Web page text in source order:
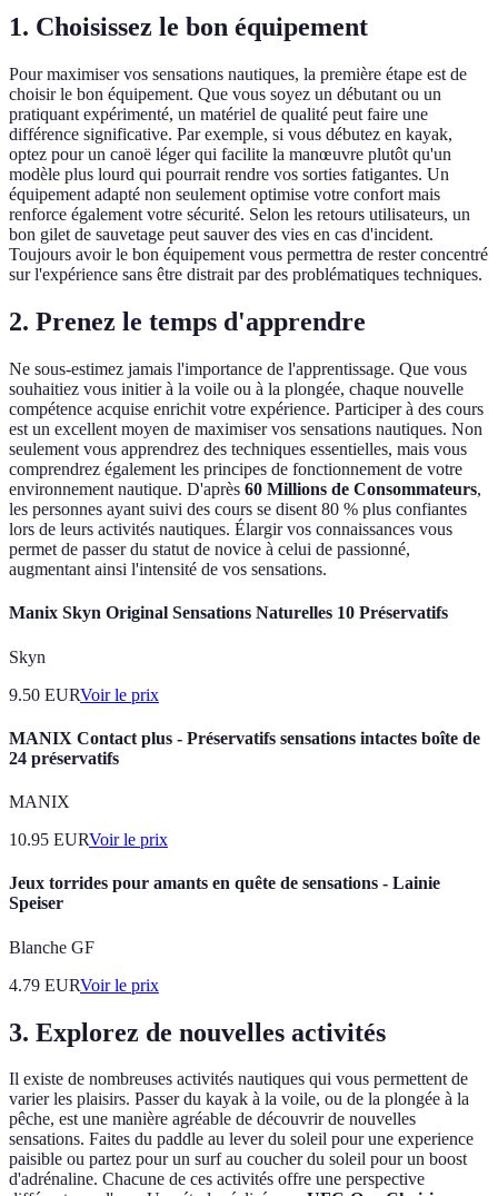
1. Choisissez le bon équipement
Pour maximiser vos sensations nautiques, la première étape est de
choisir le bon équipement. Que vous soyez un débutant ou un
pratiquant expérimenté, un matériel de qualité peut faire une
différence significative. Par exemple, si vous débutez en kayak,
optez pour un canoë léger qui facilite la manœuvre plutôt qu'un
modèle plus lourd qui pourrait rendre vos sorties fatigantes. Un
équipement adapté non seulement optimise votre confort mais
renforce également votre sécurité. Selon les retours utilisateurs, un
bon gilet de sauvetage peut sauver des vies en cas d'incident.
Toujours avoir le bon équipement vous permettra de rester concentré
sur l'expérience sans être distrait par des problématiques techniques.
2. Prenez le temps d'apprendre
Ne sous-estimez jamais l'importance de l'apprentissage. Que vous
souhaitiez vous initier à la voile ou à la plongée, chaque nouvelle
compétence acquise enrichit votre expérience. Participer à des cours
est un excellent moyen de maximiser vos sensations nautiques. Non
seulement vous apprendrez des techniques essentielles, mais vous
comprendrez également les principes de fonctionnement de votre
environnement nautique. D'après 60 Millions de Consommateurs,
les personnes ayant suivi des cours se disent 80 % plus confiantes
lors de leurs activités nautiques. Élargir vos connaissances vous
permet de passer du statut de novice à celui de passionné,
augmentant ainsi l'intensité de vos sensations.
Manix Skyn Original Sensations Naturelles 10 Préservatifs
Skyn
9.50 EURVoir le prix
MANIX Contact plus - Préservatifs sensations intactes boîte de
24 préservatifs
MANIX
10.95 EURVoir le prix
Jeux torrides pour amants en quête de sensations - Lainie
Speiser
Blanche GF
4.79 EURVoir le prix
3. Explorez de nouvelles activités
Il existe de nombreuses activités nautiques qui vous permettent de
varier les plaisirs. Passer du kayak à la voile, ou de la plongée à la
pêche, est une manière agréable de découvrir de nouvelles
sensations. Faites du paddle au lever du soleil pour une experience
paisible ou partez pour un surf au coucher du soleil pour un boost
d'adrénaline. Chacune de ces activités offre une perspective